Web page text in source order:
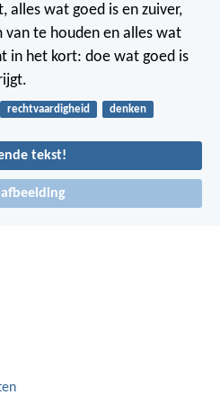
alles wat goed is en zuiver,
te houden en alles wat
in het kort: doe wat goed is
rechtvaardigheid denken
tekst!